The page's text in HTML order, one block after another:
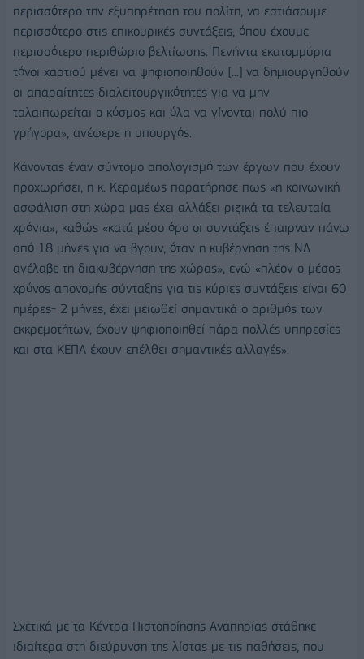
περισσότερο την εξυπηρέτηση του πολίτη, να εστιάσουμε
περισσότερο στις επικουρικές συντάξεις, όπου έχουμε
περισσότερο περιθώριο βελτίωσης. Πενήντα εκατομμύρια
τόνοι χαρτιού μένει να ψηφιοποιηθούν [...] να δημιουργηθούν
οι απαραίτητες διαλειτουργικότητες για να μην
ταλαιπωρείται ο κόσμος και όλα να γίνονται πολύ πιο
γρήγορα», ανέφερε η υπουργός.
Κάνοντας έναν σύντομο απολογισμό των έργων που έχουν
προχωρήσει, η κ. Κεραμέως παρατήρησε πως «η κοινωνική
ασφάλιση στη χώρα μας έχει αλλάξει ριζικά τα τελευταία
χρόνια», καθώς «κατά μέσο όρο οι συντάξεις έπαιρναν πάνω
από 18 μήνες για να βγουν, όταν η κυβέρνηση της ΝΔ
ανέλαβε τη διακυβέρνηση της χώρας», ενώ «πλέον ο μέσος
χρόνος απονομής σύνταξης για τις κύριες συντάξεις είναι 60
ημέρες- 2 μήνες, έχει μειωθεί σημαντικά ο αριθμός των
εκκρεμοτήτων, έχουν ψηφιοποιηθεί πάρα πολλές υπηρεσίες
και στα ΚΕΠΑ έχουν επέλθει σημαντικές αλλαγές».
Σχετικά με τα Κέντρα Πιστοποίησης Αναπηρίας στάθηκε
ιδιαίτερα στη διεύρυνση της λίστας με τις παθήσεις, που